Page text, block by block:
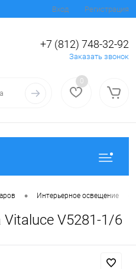
Вход Регистрация
+7 (812) 748-32-92
Заказать звонок
0
• Интерьерное освещение
V5281-1/6